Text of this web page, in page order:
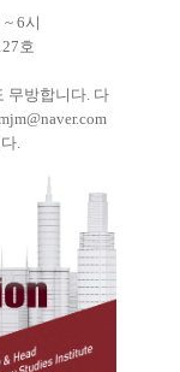
6시
호
무방합니다. 다
.